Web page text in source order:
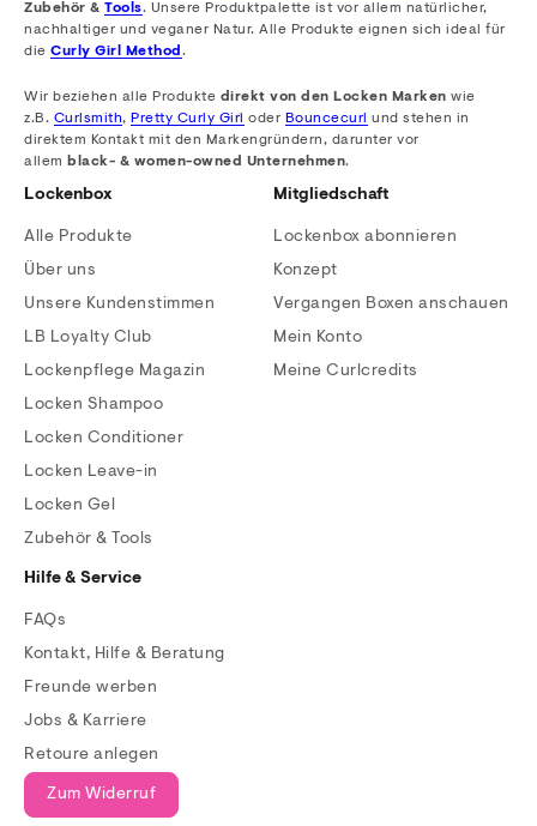
Zubehör & Tools. Unsere Produktpalette ist vor allem natürlicher,
nachhaltiger und veganer Natur. Alle Produkte eignen sich ideal für
die Curly Girl Method .
Wir beziehen alle Produkte direkt von den Locken Marken wie
z.B. Curlsmith, Pretty Curly Girl oder Bouncecurl und stehen in
direktem Kontakt mit den Markengründern, darunter vor
allem black- & women-owned Unternehmen.
Lockenbox
Alle Produkte
Über uns
Unsere Kundenstimmen
LB Loyalty Club
Lockenpflege Magazin
Locken Shampoo
Locken Conditioner
Locken Leave-in
Locken Gel
Zubehör & Tools
Mitgliedschaft
Lockenbox abonnieren
Konzept
Vergangen Boxen anschauen
Mein Konto
Meine Curlcredits
Hilfe & Service
FAQs
Kontakt, Hilfe & Beratung
Freunde werben
Jobs & Karriere
Retoure anlegen
Zum Widerruf